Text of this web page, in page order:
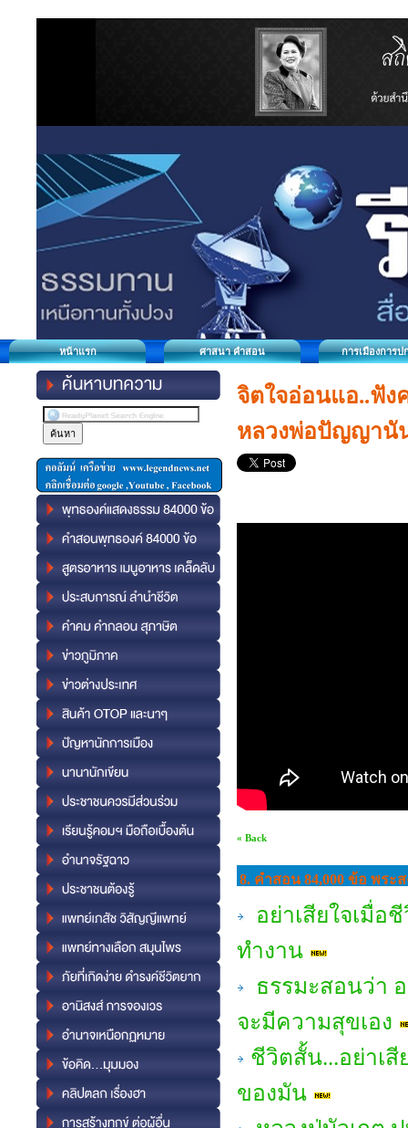
หน้าแรก ศาสนา คำสอน การเมืองการป
จิตใจอ่อนแอ..ฟัง
หลวงพ่อปัญญานั
« Back
8. คำสอน 84,000 ข้อ พระ
อย่าเสียใจเมื่อ
ทำงาน
ธรรมะสอนว่า
จะมีความสุขเอง
ชีวิตสั้น...อย่าเ
ของมัน